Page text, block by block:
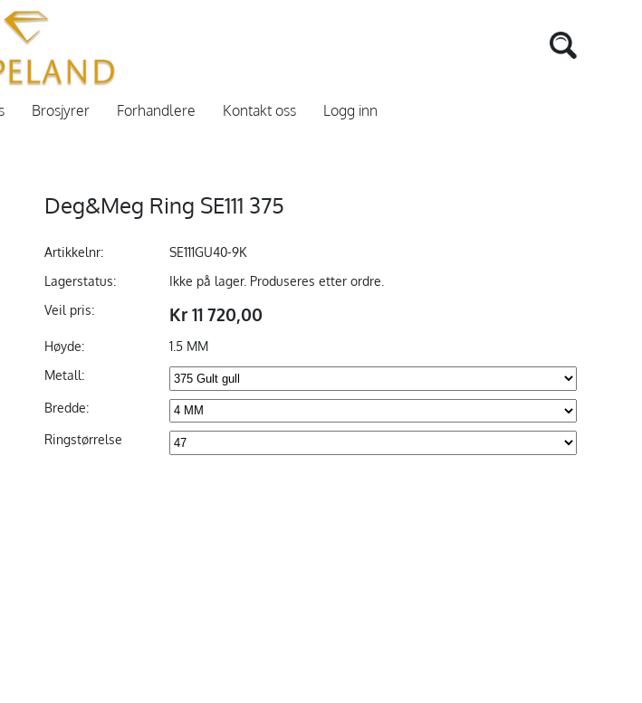
Brosjyrer Forhandlere Kontakt oss Logg inn
Deg&Meg Ring SE111 375
Artikkelnr:
SE111GU40-9K
Lagerstatus:
Ikke på lager. Produseres etter ordre.
Veil pris:
Kr 11 720,00
Høyde:
1.5 MM
Metall:
Bredde:
Ringstørrelse